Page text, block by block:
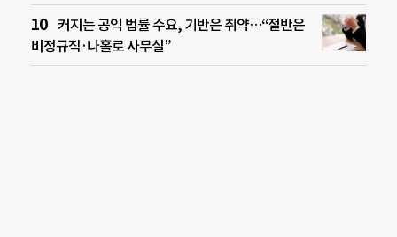
커지는 공익 법률 수요, 기반은 취약…“절반은
비정규직·나홀로 사무실”